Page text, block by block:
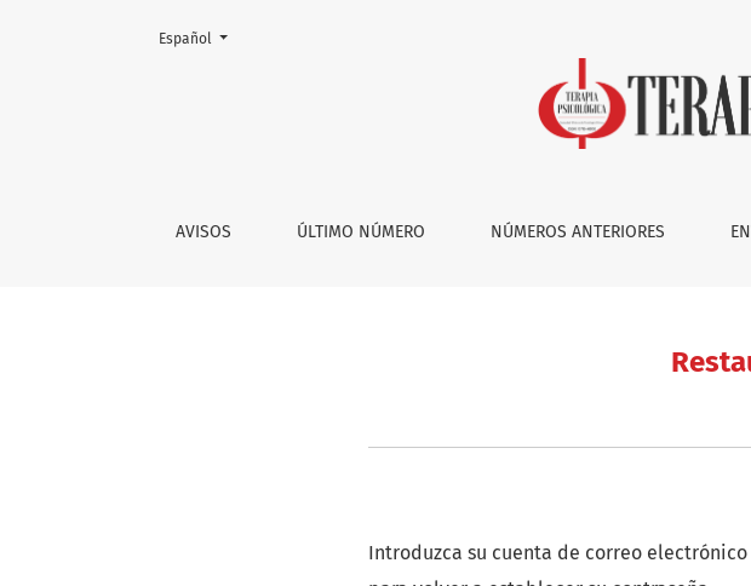
Restaurar contraseña
AVISOS ÚLTIMO NÚMERO NÚMEROS ANTERIORES
Cambiar el idioma. El actual es:
Español
Introduzca su cuenta de correo